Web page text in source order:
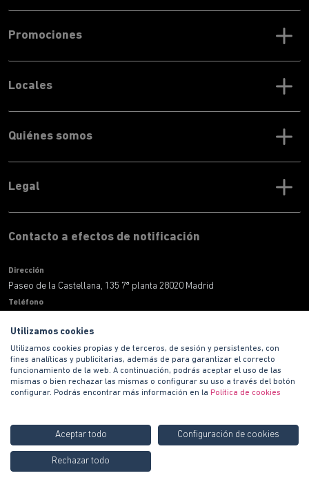
Promociones
Locales
Contacto a efectos de notificación
Dirección
Paseo de la Castellana, 135 7ª planta 28020 Madrid
Teléfono
Correo electronico
informacion@habitat.es
Territoriales
Quiénes somos
Legal
Utilizamos cookies
Utilizamos cookies propias y de terceros, de sesión y persistentes, con
fines analíticas y publicitarias, además de para garantizar el correcto
funcionamiento de la web. A continuación, podrás aceptar el uso de las
mismas o bien rechazar las mismas o configurar su uso a través del botón
configurar. Podrás encontrar más información en la Política de cookies
Aceptar todo Configuración de cookies
Rechazar todo